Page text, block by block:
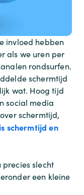
invloed hebben
als we uren per
rondsurfen.
schermtijd
wat. Hoog tijd
social media
schermtijd,
schermtijd en
slecht
een kleine